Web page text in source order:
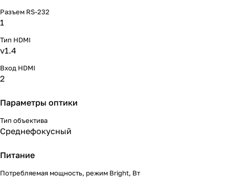
Разъем RS-232
1
Тип HDMI
v1.4
Вход HDMI
2
Параметры оптики
Тип объектива
Среднефокусный
Питание
Потребляемая мощность, режим Bright, Вт